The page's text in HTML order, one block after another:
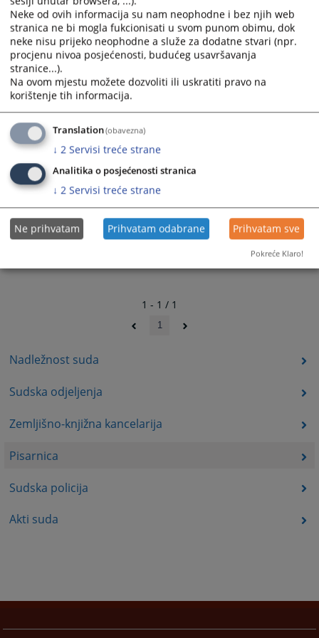
Nadležnost suda
Sudska odjeljenja
Zemljišno-knjižna kancelarija
Pisarnica
Sudska policija
Akti suda
Prijemna kancelarija
1 - 1 / 1
1
Neke od ovih informacija su nam neophodne i bez njih web
stranica ne bi mogla fukcionisati u svom punom obimu, dok
neke nisu prijeko neophodne a služe za dodatne stvari (npr.
procjenu nivoa posjećenosti, budućeg usavršavanja
stranice...).
Na ovom mjestu možete dozvoliti ili uskratiti pravo na
korištenje tih informacija.
Translation(obavezna)
↓ 2 Servisi treće strane
Analitika o posjećenosti stranica
↓ 2 Servisi treće strane
Ne prihvatam Prihvatam odabrane Prihvatam sve
Pokreće Klaro!